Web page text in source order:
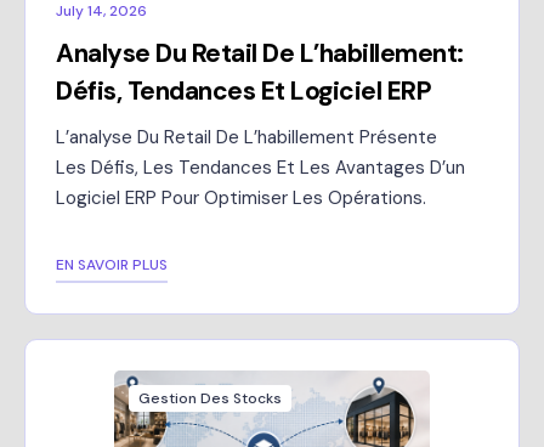
July 14, 2026
Analyse Du Retail De L’habillement:
Défis, Tendances Et Logiciel ERP
L’analyse Du Retail De L’habillement Présente
Les Défis, Les Tendances Et Les Avantages D’un
Logiciel ERP Pour Optimiser Les Opérations.
EN SAVOIR PLUS
Gestion Des Stocks